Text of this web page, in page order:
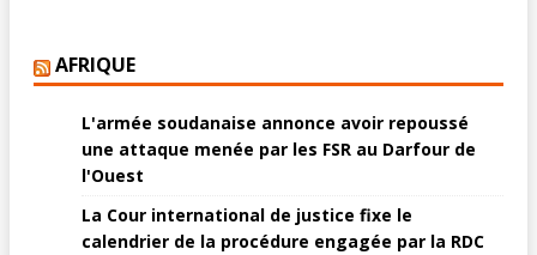
AFRIQUE
L'armée soudanaise annonce avoir repoussé
une attaque menée par les FSR au Darfour de
l'Ouest
La Cour international de justice fixe le
calendrier de la procédure engagée par la RDC